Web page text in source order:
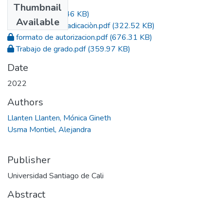
Thumbnail
Available
Acta.pdf(432.46 KB)
Constancia de radicaciòn.pdf(322.52 KB)
formato de autorizacion.pdf(676.31 KB)
Trabajo de grado.pdf(359.97 KB)
Date
2022
Authors
Llanten Llanten, Mónica Gineth
Usma Montiel, Alejandra
Publisher
Universidad Santiago de Cali
Abstract